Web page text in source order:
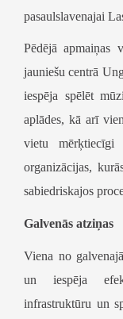
pasaulslavenajai
Pēdējā apmaiņas
jauniešu centrā
iespēja spēlēt
aplādes, kā arī
vietu
organizācijas,
sabiedriskajos
Galvenās atziņas
Viena no
un iespēja
infrastruktūru un